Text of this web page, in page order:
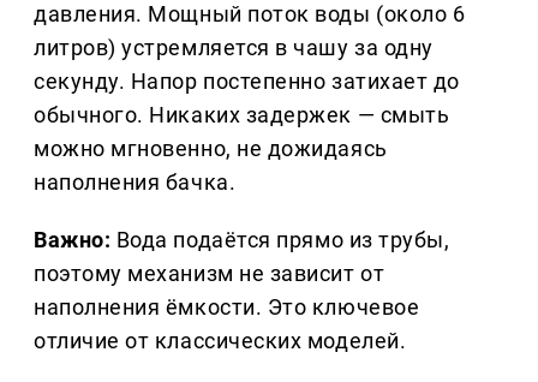
давления. Мощный поток воды (около 6
литров) устремляется в чашу за одну
секунду. Напор постепенно затихает до
обычного. Никаких задержек — смыть
можно мгновенно, не дожидаясь
наполнения бачка.
Важно: Вода подаётся прямо из трубы,
поэтому механизм не зависит от
наполнения ёмкости. Это ключевое
отличие от классических моделей.